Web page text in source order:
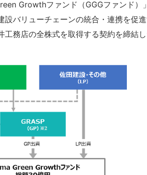
Growthファンド（GGGファンド）
設バリューチェーンの統合・連携を促
工務店の全株式を取得する契約を締結し